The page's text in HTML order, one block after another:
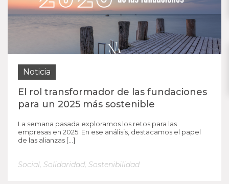
Noticia
El rol transformador de las fundaciones
para un 2025 más sostenible
La semana pasada exploramos los retos para las
empresas en 2025. En ese análisis, destacamos el papel
de las alianzas […]
Social, Solidaridad, Sostenibilidad